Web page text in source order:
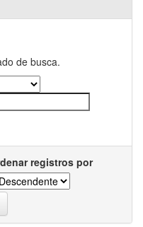
de busca.
registros por